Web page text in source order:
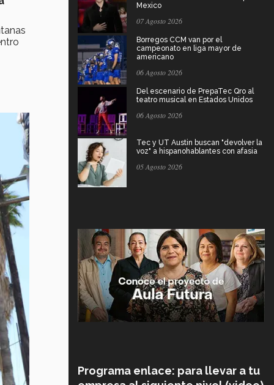
Mexico
07 Agosto 2026
Borregos CCM van por el
campeonato en liga mayor de
americano
06 Agosto 2026
Del escenario de PrepaTec Qro al
teatro musical en Estados Unidos
06 Agosto 2026
Tec y UT Austin buscan "devolver la
voz" a hispanohablantes con afasia
05 Agosto 2026
Programa enlace: para llevar a tu